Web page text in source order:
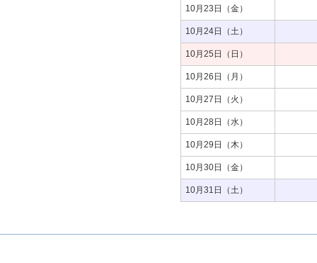
10月23日（金）
10月24日（土）
10月25日（日）
10月26日（月）
10月27日（火）
10月28日（水）
10月29日（木）
10月30日（金）
10月31日（土）